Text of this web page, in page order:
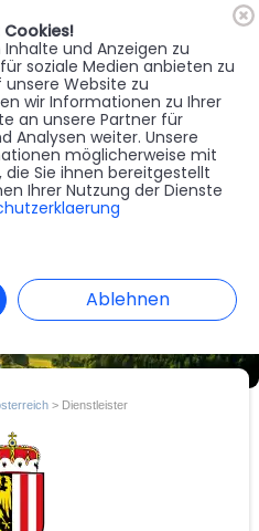
🇦🇹 Register
> Dienstleister
und Anzeigen zu
soziale Medien anbieten zu
Website zu
wir Informationen zu Ihrer
an unsere Partner für
Analysen weiter. Unsere
möglicherweise mit
Sie ihnen bereitgestellt
Ihrer Nutzung der Dienste
Ablehnen